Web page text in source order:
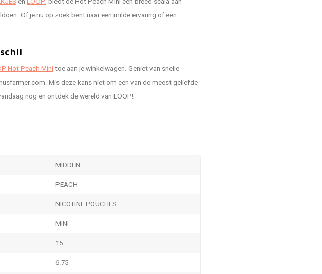
Of je nu op zoek bent naar een milde ervaring of een
Hot Peach Minitoe aan je winkelwagen. Geniet van snelle
Mis deze kans niet om een van de meest geliefde
nog en ontdek de wereld van LOOP!
MIDDEN
PEACH
NICOTINE POUCHES
MINI
15
6.75